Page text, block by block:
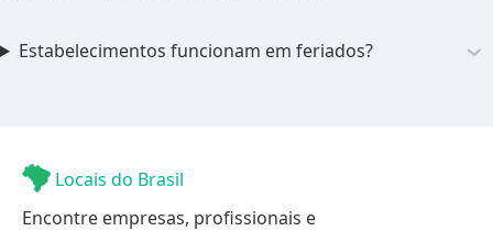
Estabelecimentos funcionam em feriados?
Locais do Brasil
Encontre empresas, profissionais e